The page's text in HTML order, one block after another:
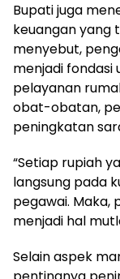
Bupati juga
keuangan yang
menyebut,
menjadi
pelayanan
obat-obatan,
peningkatan
“Setiap rupiah
langsung pada
pegawai. Maka,
menjadi hal
Selain aspek